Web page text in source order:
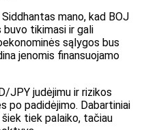
mano, kad BOJ
buvo tikimasi ir gali
sąlygos bus
jenomis finansuojamo
JPY judėjimu ir rizikos
po padidėjimo. Dabartiniai
tiek palaiko, tačiau